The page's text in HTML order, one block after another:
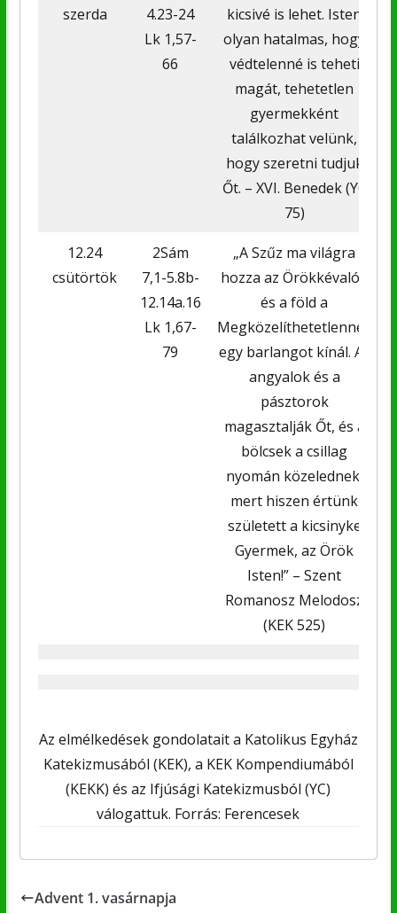
szerda
4.23-24
Lk 1,57-
66
kicsivé is lehet. Isten
olyan hatalmas, hogy
védtelenné is teheti
magát, tehetetlen
gyermekként
találkozhat velünk,
hogy szeretni tudjuk
Őt. – XVI. Benedek (YC
75)
12.24
csütörtök
2Sám
7,1-5.8b-
12.14a.16
Lk 1,67-
79
„A Szűz ma világra
hozza az Örökkévalót,
és a föld a
Megközelíthetetlennek
egy barlangot kínál. Az
angyalok és a
pásztorok
magasztalják Őt, és a
bölcsek a csillag
nyomán közelednek,
mert hiszen értünk
született a kicsinyke
Gyermek, az Örök
Isten!” – Szent
Romanosz Melodosz
(KEK 525)
Az elmélkedések gondolatait a Katolikus Egyház
Katekizmusából (KEK), a KEK Kompendiumából
(KEKK) és az Ifjúsági Katekizmusból (YC)
válogattuk. Forrás: Ferencesek
Advent 1. vasárnapja